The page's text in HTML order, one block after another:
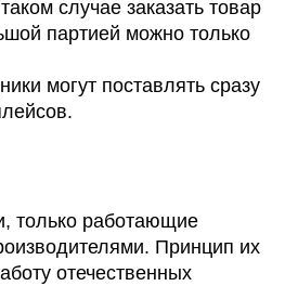
случае заказать товар
партией можно только
могут поставлять сразу
только работающие
Принцип их
отечественных